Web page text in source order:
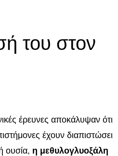
του στον
έρευνες αποκάλυψαν ότι
έχουν διαπιστώσει
ουσία, η μεθυλογλυοξάλη